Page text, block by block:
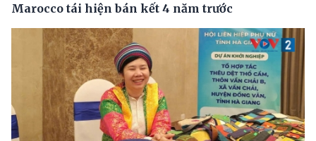
Marocco tái hiện bán kết 4 năm trước